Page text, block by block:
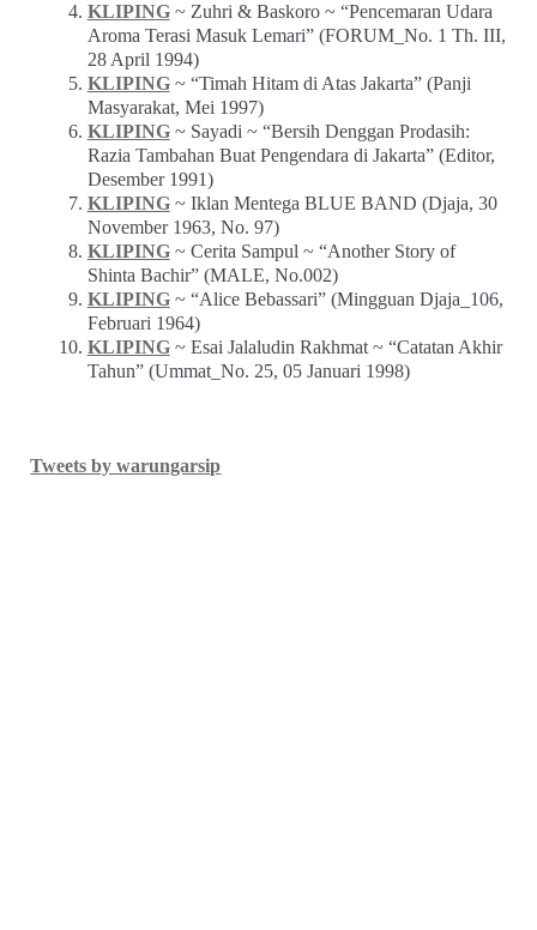
KLIPING~ Zuhri & Baskoro ~ “Pencemaran Udara
Aroma Terasi Masuk Lemari” (FORUM_No. 1 Th. III,
28 April 1994)
KLIPING~ “Timah Hitam di Atas Jakarta” (Panji
Masyarakat, Mei 1997)
KLIPING~ Sayadi ~ “Bersih Denggan Prodasih:
Razia Tambahan Buat Pengendara di Jakarta” (Editor,
Desember 1991)
KLIPING~ Iklan Mentega BLUE BAND (Djaja, 30
November 1963, No. 97)
KLIPING~ Cerita Sampul ~ “Another Story of
Shinta Bachir” (MALE, No.002)
KLIPING~ “Alice Bebassari” (Mingguan Djaja_106,
Februari 1964)
KLIPING~ Esai Jalaludin Rakhmat ~ “Catatan Akhir
Tahun” (Ummat_No. 25, 05 Januari 1998)
Tweets by warungarsip